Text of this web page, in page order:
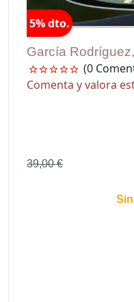
5% dto.
García
(0
Comenta y valora
39,00 €